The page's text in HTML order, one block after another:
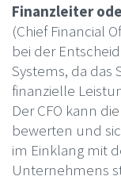
Finanzleiter
(Chief Financial
bei der
Systems, da das
finanzielle
Der CFO kann
bewerten und
im Einklang mit
Unternehmens